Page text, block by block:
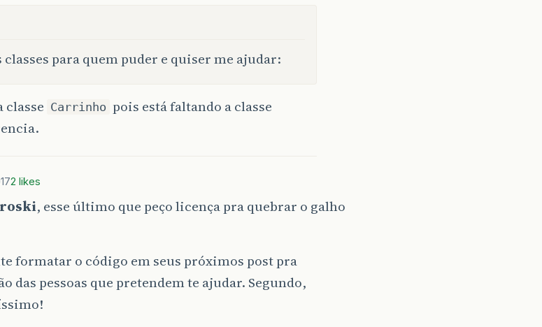
classes para quem puder e quiser me ajudar:
classe Carrinho pois está faltando a classe
2 likes
, esse último que peço licença pra quebrar o galho
formatar o código em seus próximos post pra
das pessoas que pretendem te ajudar. Segundo,